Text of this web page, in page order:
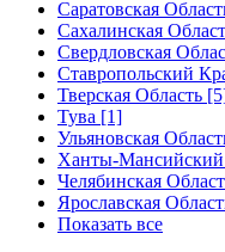
Саратовская
Сахалинская
Свердловская
Ставропольский
Тверская Область
Тува [1]
Ульяновская
Ханты-
Челябинская
Ярославская
Показать все